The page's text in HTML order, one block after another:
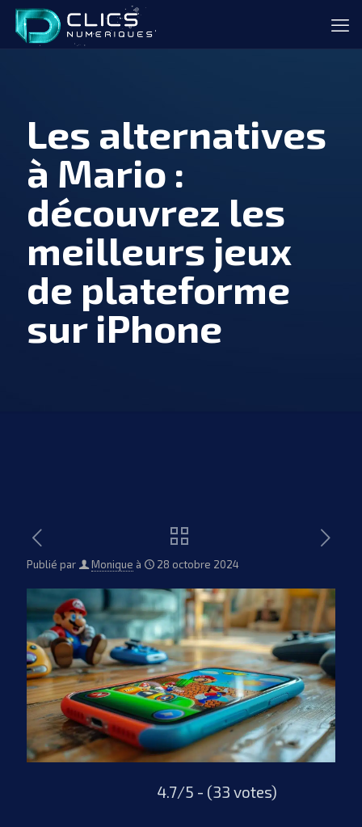
Les alternatives
à Mario :
découvrez les
meilleurs jeux
de plateforme
sur iPhone
Publié par Monique à 28 octobre 2024
4.7/5 - (33 votes)